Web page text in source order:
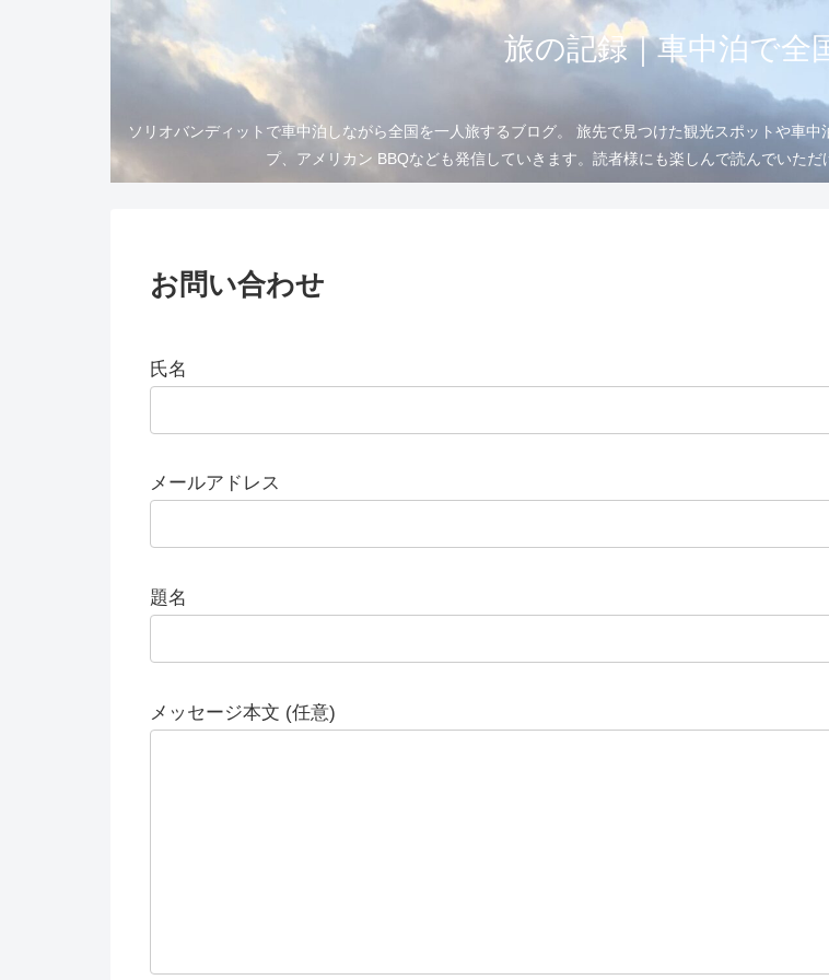
旅の記録｜車中泊で全
ソリオバンディットで車中泊しながら全国を一人旅するブログ。 旅先で見つけた観光スポットや車
プ、アメリカン BBQなども発信していきます。読者様にも楽しんで読んでいた
お問い合わせ
氏名
メールアドレス
題名
メッセージ本文 (任意)